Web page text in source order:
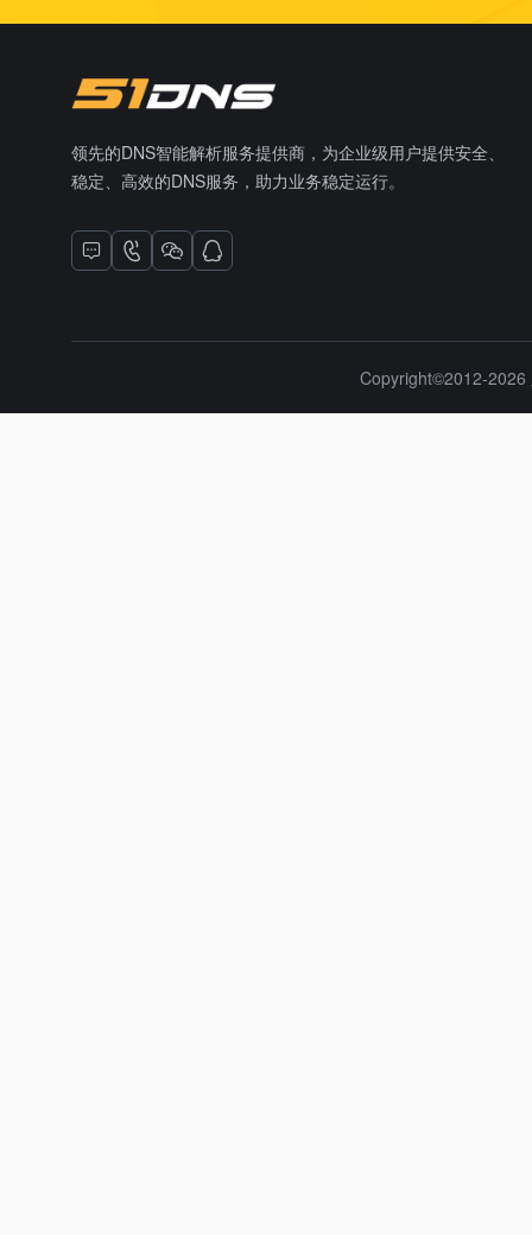
领先的DNS智能解析服务提供商，为企业级用户提供安全、
稳定、高效的DNS服务，助力业务稳定运行。
Copyright©2012-2026